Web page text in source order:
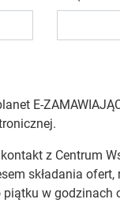
E-
z Centrum
składania
piątku w